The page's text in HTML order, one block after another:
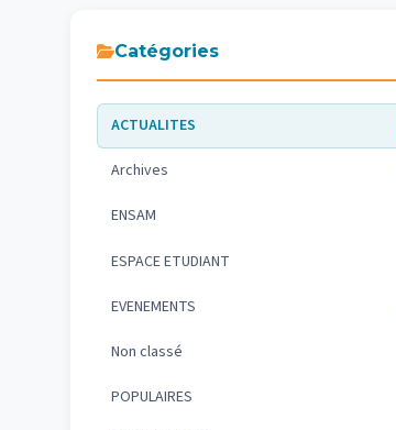
Catégories
ACTUALITES
Archives
ENSAM
ESPACE ETUDIANT
EVENEMENTS
Non classé
POPULAIRES